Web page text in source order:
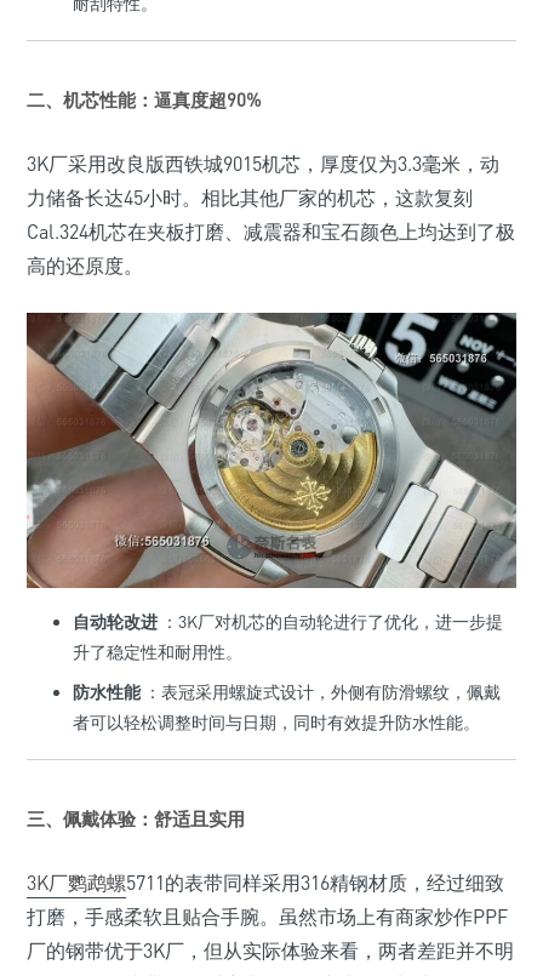
二、机芯性能：逼真度超90%
3K厂采用改良版西铁城9015机芯，厚度仅为3.3毫米，动
力储备长达45小时。相比其他厂家的机芯，这款复刻
Cal.324机芯在夹板打磨、减震器和宝石颜色上均达到了极
高的还原度。
自动轮改进 ：3K厂对机芯的自动轮进行了优化，进一步提
升了稳定性和耐用性。
防水性能 ：表冠采用螺旋式设计，外侧有防滑螺纹，佩戴
者可以轻松调整时间与日期，同时有效提升防水性能。
三、佩戴体验：舒适且实用
3K厂鹦鹉螺5711的表带同样采用316精钢材质，经过细致
打磨，手感柔软且贴合手腕。虽然市场上有商家炒作PPF
厂的钢带优于3K厂，但从实际体验来看，两者差距并不明